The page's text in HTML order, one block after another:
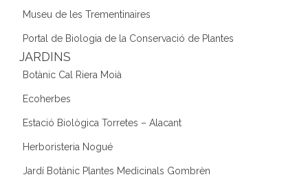
Museu de les Trementinaires
Portal de Biologia de la Conservació de Plantes
JARDINS
Botànic Cal Riera Moià
Ecoherbes
Estació Biològica Torretes – Alacant
Herboristeria Nogué
Jardí Botànic Plantes Medicinals Gombrèn